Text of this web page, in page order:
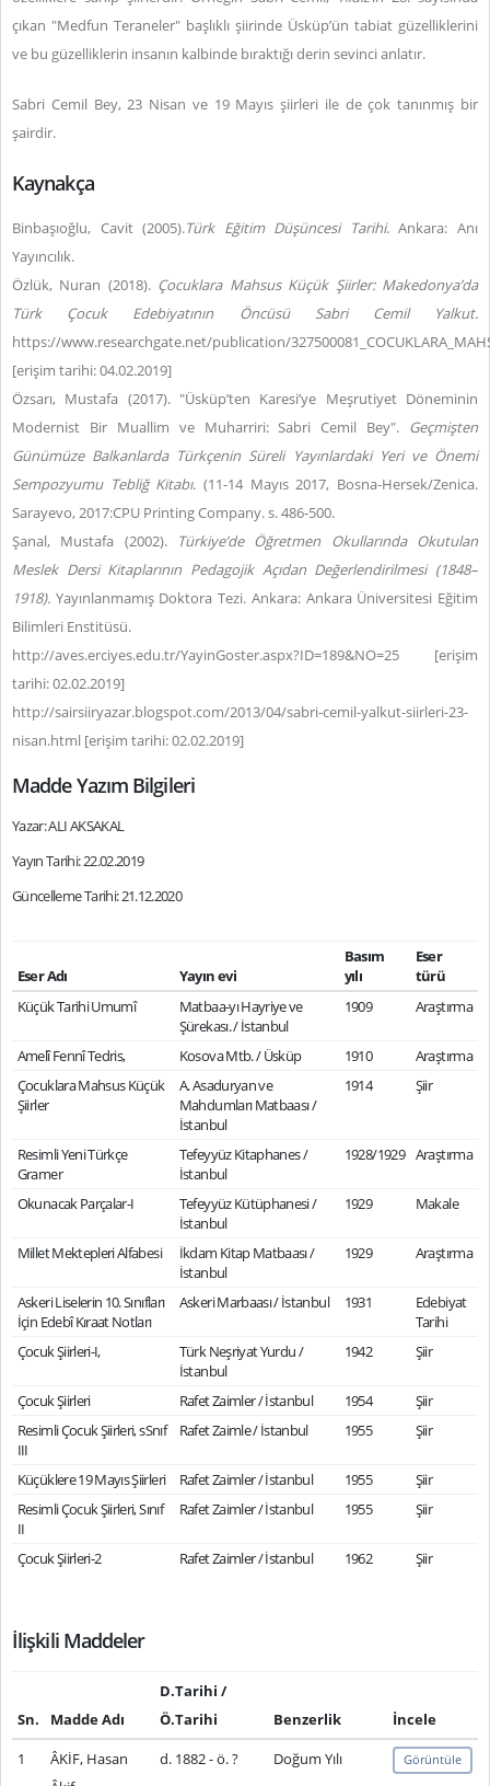
çıkan "Medfun Teraneler" başlıklı şiirinde Üsküp’ün tabiat güzelliklerini
ve bu güzelliklerin insanın kalbinde bıraktığı derin sevinci anlatır.
Sabri Cemil Bey, 23 Nisan ve 19 Mayıs şiirleri ile de çok tanınmış bir
şairdir.
Kaynakça
Binbaşıoğlu, Cavit (2005).Türk Eğitim Düşüncesi Tarihi. Ankara: Anı
Yayıncılık.
Özlük, Nuran (2018). Çocuklara Mahsus Küçük Şiirler: Makedonya’da
Türk Çocuk Edebiyatının Öncüsü Sabri Cemil Yalkut.
https://www.researchgate.net/publication/
[erişim tarihi: 04.02.2019]
Özsarı, Mustafa (2017). "Üsküp’ten Karesi’ye Meşrutiyet Döneminin
Modernist Bir Muallim ve Muharriri: Sabri Cemil Bey". Geçmişten
Günümüze Balkanlarda Türkçenin Süreli Yayınlardaki Yeri ve Önemi
Sempozyumu Tebliğ Kitabı. (11-14 Mayıs 2017, Bosna-Hersek/Zenica.
Sarayevo, 2017:CPU Printing Company. s. 486-500.
Şanal, Mustafa (2002).
Türkiye’de Öğretmen Okullarında Okutulan
Meslek Dersi Kitaplarının Pedagojik Açıdan Değerlendirilmesi (1848–
1918). Yayınlanmamış Doktora Tezi. Ankara: Ankara Üniversitesi Eğitim
Bilimleri Enstitüsü.
http://aves.erciyes.edu.tr/YayinGoster.aspx?ID=189&NO=25 [erişim
tarihi: 02.02.2019]
http://sairsiiryazar.blogspot.com/2013/04/sabri-cemil-yalkut-siirleri-23-
nisan.html [erişim tarihi: 02.02.2019]
Madde Yazım Bilgileri
Yazar: ALI AKSAKAL
Yayın Tarihi: 22.02.2019
Güncelleme Tarihi: 21.12.2020
Eser Adı Yayın evi
Basım
yılı
Eser
türü
Küçük Tarihi Umumî
Matbaa-yı Hayriye ve
Şürekası. / İstanbul
1909 Araştırma
Amelî Fennî Tedris, Kosova Mtb. / Üsküp 1910
Araştırma
Çocuklara Mahsus Küçük
Şiirler
A. Asaduryan ve
Mahdumları Matbaası /
İstanbul
1914 Şiir
Resimli Yeni Türkçe
Gramer
Tefeyyüz Kitaphanes /
İstanbul
1928/1929 Araştırma
Okunacak Parçalar-I
Tefeyyüz Kütüphanesi /
İstanbul
1929 Makale
Millet Mektepleri Alfabesi
İkdam Kitap Matbaası /
İstanbul
1929 Araştırma
Askeri Liselerin 10. Sınıfları
İçin Edebî Kıraat Notları
Askeri Marbaası / İstanbul 1931
Edebiyat
Tarihi
Çocuk Şiirleri-I,
Türk Neşriyat Yurdu /
İstanbul
1942 Şiir
Çocuk Şiirleri Rafet Zaimler / İstanbul 1954
Şiir
Resimli Çocuk Şiirleri, sSnıf
III
Rafet Zaimle / İstanbul 1955 Şiir
Küçüklere 19 Mayıs Şiirleri Rafet Zaimler / İstanbul 1955
Şiir
Resimli Çocuk Şiirleri, Sınıf
II
Rafet Zaimler / İstanbul 1955 Şiir
Çocuk Şiirleri-2 Rafet Zaimler / İstanbul 1962 Şiir
İlişkili Maddeler
Sn. Madde Adı
D.Tarihi /
Ö.Tarihi
Benzerlik
İncele
1
ÂKİF, Hasan
d. 1882 - ö. ? Doğum Yılı Görüntüle